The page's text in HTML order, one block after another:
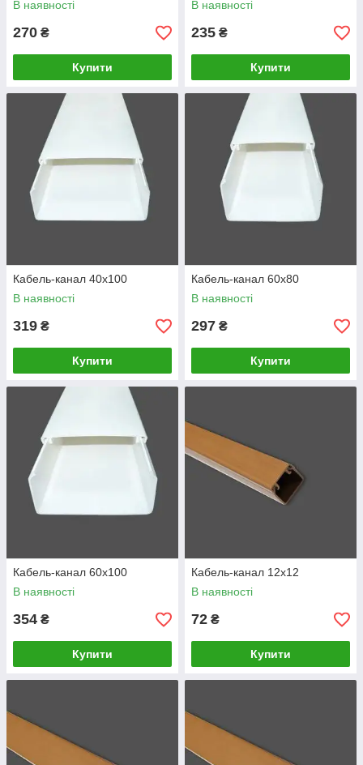
В наявності
270 ₴
Купити
В наявності
235 ₴
Купити
Кабель-канал 40х100
В наявності
319 ₴
Купити
Кабель-канал 60х80
В наявності
297 ₴
Купити
Кабель-канал 60х100
В наявності
354 ₴
Купити
Кабель-канал 12х12
В наявності
72 ₴
Купити